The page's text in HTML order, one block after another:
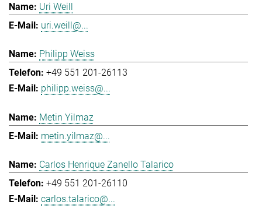
Uri Weill
uri.weill@...
Philipp Weiss
+49 551 201-26113
philipp.weiss@...
Metin Yilmaz
metin.yilmaz@...
Carlos Henrique Zanello Talarico
+49 551 201-26110
carlos.talarico@...